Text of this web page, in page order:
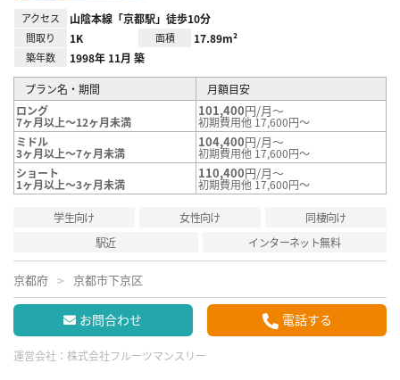
アクセス 山陰本線「京都駅」徒歩10分
間取り 1K 面積 17.89m²
築年数 1998年 11月 築
プラン名・期間
月額目安
ロング
7ヶ月以上～12ヶ月未満
101,400円/月～
初期費用他 17,600円～
ミドル
3ヶ月以上～7ヶ月未満
104,400円/月～
初期費用他 17,600円～
ショート
1ヶ月以上～3ヶ月未満
110,400円/月～
初期費用他 17,600円～
学生向け 女性向け
同棲向け
駅近
インターネット無料
京都府 京都市下京区
お問合わせ 電話する
運営会社： 株式会社フルーツマンスリー